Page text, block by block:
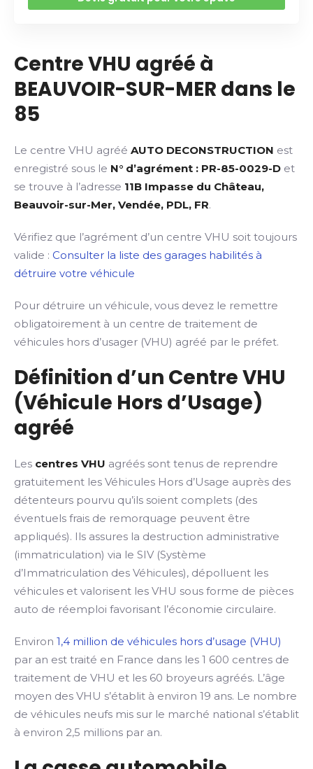
Centre VHU agréé à
BEAUVOIR-SUR-MER dans le
85
Le centre VHU agréé AUTO DECONSTRUCTION est
enregistré sous le N° d’agrément : PR-85-0029-D et
se trouve à l’adresse 11B Impasse du Château,
Beauvoir-sur-Mer, Vendée, PDL, FR.
Vérifiez que l’agrément d’un centre VHU soit toujours
valide : Consulter la liste des garages habilités à
détruire votre véhicule
Pour détruire un véhicule, vous devez le remettre
obligatoirement à un centre de traitement de
véhicules hors d’usager (VHU) agréé par le préfet.
Définition d’un Centre VHU
(Véhicule Hors d’Usage)
agréé
Les centres VHU agréés sont tenus de reprendre
gratuitement les Véhicules Hors d’Usage auprès des
détenteurs pourvu qu’ils soient complets (des
éventuels frais de remorquage peuvent être
appliqués). Ils assures la destruction administrative
(immatriculation) via le SIV (Système
d’Immatriculation des Véhicules), dépolluent les
véhicules et valorisent les VHU sous forme de pièces
auto de réemploi favorisant l’économie circulaire.
Environ 1,4 million de véhicules hors d’usage (VHU)
par an est traité en France dans les 1 600 centres de
traitement de VHU et les 60 broyeurs agréés. L’âge
moyen des VHU s’établit à environ 19 ans. Le nombre
de véhicules neufs mis sur le marché national s’établit
à environ 2,5 millions par an.